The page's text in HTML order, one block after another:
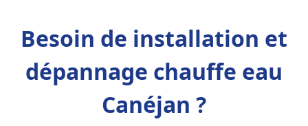
Besoin de installation et
dépannage chauffe eau
Canéjan ?